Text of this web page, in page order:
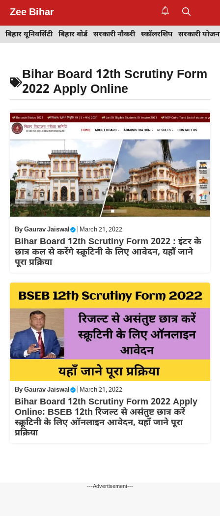
content
Zee Bihar
बिहार यूनिवर्सिटी बिहार बोर्ड सरकारी नौकरी स्कॉलरशिप सरकारी
Bihar Board 12th Scrutiny Form
2022 Apply Online
ByGaurav Jaiswal March 21, 2022
Bihar Board 12th Scrutiny Form 2022 : इंटर के
छात्र कल से करेंगे स्क्रूटिनी के लिए आवेदन, यहाँ जाने
पूरा प्रक्रिया
ByGaurav Jaiswal March 21, 2022
Bihar Board 12th Scrutiny Form 2022 Apply
Online: BSEB 12th रिजल्ट से असंतुष्ट छात्र करें
स्क्रूटिनी के लिए ऑनलाइन आवेदन, यहाँ जाने पूरा
प्रक्रिया
---Advertisement---